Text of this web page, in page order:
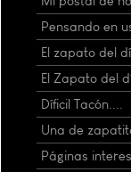
Pensando en
El zapato del
El Zapato del
Díficil Tacón....
Una de
Páginas